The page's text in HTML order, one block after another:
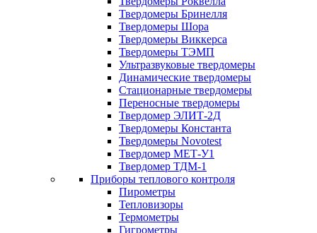
Твердомеры Бринелля
Твердомеры Шора
Твердомеры Виккерса
Твердомеры ТЭМП
Ультразвуковые твердомеры
Динамические твердомеры
Стационарные твердомеры
Переносные твердомеры
Твердомер ЭЛИТ-2Д
Твердомеры Константа
Твердомеры Novotest
Твердомер МЕТ-У1
Твердомер ТДМ-1
Приборы теплового контроля
Пирометры
Тепловизоры
Термометры
Гигрометры